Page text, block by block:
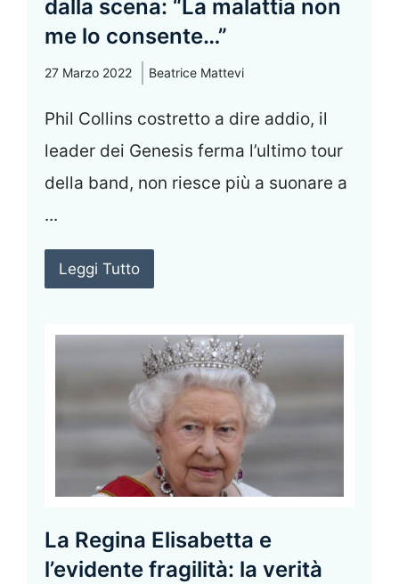
dalla scena: “La malattia non
me lo consente…”
27 Marzo 2022 Beatrice Mattevi
Phil Collins costretto a dire addio, il
leader dei Genesis ferma l’ultimo tour
della band, non riesce più a suonare a
...
Leggi Tutto
La Regina Elisabetta e
l’evidente fragilità: la verità